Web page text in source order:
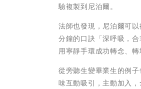
驗複製到尼泊爾。
法師也發現，尼泊爾可
分鐘的口訣「深呼吸，
用寧靜手環成功轉念、轉
從旁聽生變畢業生的例
味互動吸引，主動加入，